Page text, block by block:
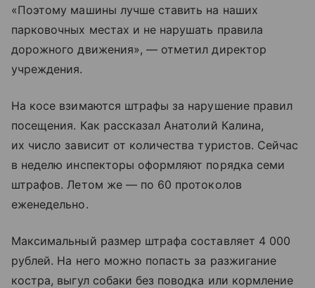
«Поэтому машины лучше ставить на наших
парковочных местах и не нарушать правила
дорожного движения», — отметил директор
учреждения.
На косе взимаются штрафы за нарушение правил
посещения. Как рассказал Анатолий Калина,
их число зависит от количества туристов. Сейчас
в неделю инспекторы оформляют порядка семи
штрафов. Летом же — по 60 протоколов
еженедельно.
Максимальный размер штрафа составляет 4 000
рублей. На него можно попасть за разжигание
костра, выгул собаки без поводка или кормление